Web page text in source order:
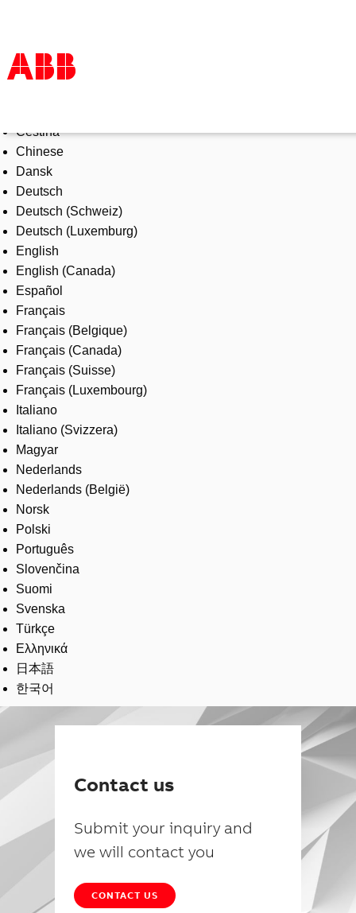
Products & Solutions
Industries
Services
About us
Where to buy
Contact us
Careers
Čeština
Chinese
Dansk
Deutsch
Deutsch (Schweiz)
Deutsch (Luxemburg)
English
English (Canada)
Español
Français
Français (Belgique)
Français (Canada)
Français (Suisse)
Français (Luxembourg)
Italiano
Italiano (Svizzera)
Magyar
Nederlands
Nederlands (België)
Norsk
Polski
Português
Slovenčina
Suomi
Svenska
Türkçe
Ελληνικά
日本語
한국어
Contact us
Submit your inquiry and
we will contact you
CONTACT US